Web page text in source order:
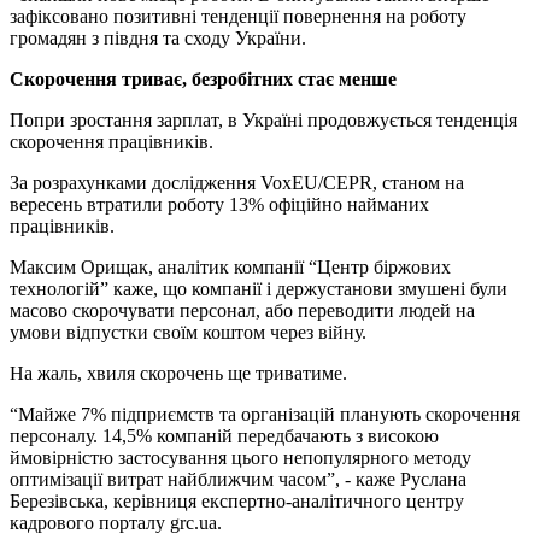
зафіксовано позитивні тенденції повернення на роботу
громадян з півдня та сходу України.
Скорочення триває, безробітних стає менше
Попри зростання зарплат, в Україні продовжується тенденція
скорочення працівників.
За розрахунками дослідження VoxEU/CEPR, станом на
вересень втратили роботу 13% офіційно найманих
працівників.
Максим Орищак, аналітик компанії “Центр біржових
технологій” каже, що компанії і держустанови змушені були
масово скорочувати персонал, або переводити людей на
умови відпустки своїм коштом через війну.
На жаль, хвиля скорочень ще триватиме.
“Майже 7% підприємств та організацій планують скорочення
персоналу. 14,5% компаній передбачають з високою
ймовірністю застосування цього непопулярного методу
оптимізації витрат найближчим часом”, - каже Руслана
Березівська, керівниця експертно-аналітичного центру
кадрового порталу grc.ua.